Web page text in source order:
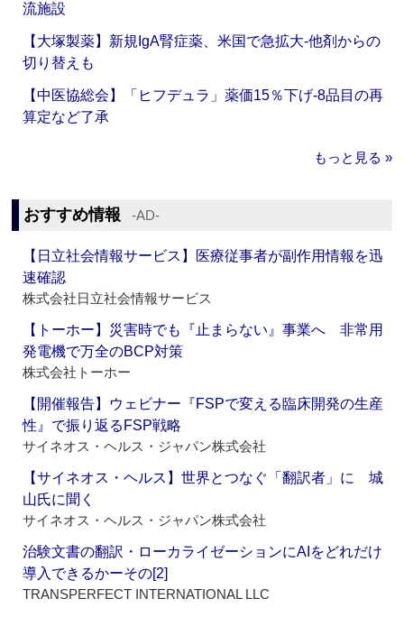
流施設
【大塚製薬】新規IgA腎症薬、米国で急拡大‐他剤からの
切り替えも
【中医協総会】「ヒフデュラ」薬価15％下げ‐8品目の再
算定など了承
もっと見る »
おすすめ情報 ‐AD‐
【日立社会情報サービス】医療従事者が副作用情報を迅
速確認
株式会社日立社会情報サービス
【トーホー】災害時でも『止まらない』事業へ 非常用
発電機で万全のBCP対策
株式会社トーホー
【開催報告】ウェビナー『FSPで変える臨床開発の生産
性』で振り返るFSP戦略
サイネオス・ヘルス・ジャパン株式会社
【サイネオス・ヘルス】世界とつなぐ「翻訳者」に 城
山氏に聞く
サイネオス・ヘルス・ジャパン株式会社
治験文書の翻訳・ローカライゼーションにAIをどれだけ
導入できるかーその[2]
TRANSPERFECT INTERNATIONAL LLC